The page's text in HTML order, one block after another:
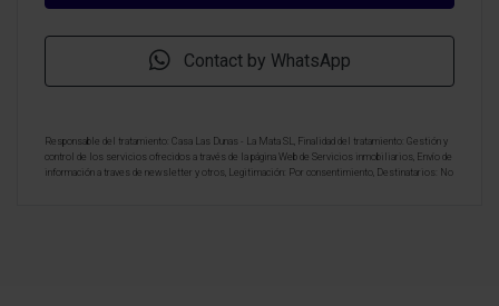
Contact by WhatsApp
Responsable del tratamiento: Casa Las Dunas - La Mata SL, Finalidad del tratamiento: Gestión y
control de los servicios ofrecidos a través de la página Web de Servicios inmobiliarios, Envío de
información a traves de newsletter y otros, Legitimación: Por consentimiento, Destinatarios: No